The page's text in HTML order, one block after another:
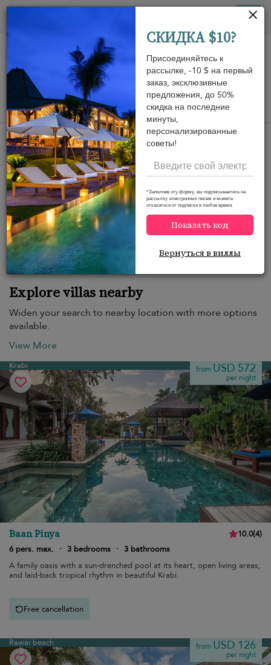
View on map
Would you like more options?
We’ve found some great alternatives below that
might interest you.
Explore villas nearby
Widen your search to nearby location with more options
available.
View More
Krabi from USD 572
per night
Baan Pinya 10.0(4)
6 pers. max.
· 3 bedrooms · 3 bathrooms
A family oasis with a sun-drenched pool at its heart, open living areas,
and laid-back tropical rhythm in beautiful Krabi.
Free cancellation
Rawai beach from USD 126
per night
СКИДКА $10?
Присоединяйтесь к
рассылке, -10 $ на первый
заказ, эксклюзивные
предложения, до 50%
скидка на последние
минуты,
персонализированные
советы!
*Заполнив эту форму, вы подписываетесь на
рассылку электронных писем и можете
отказаться от подписки в любое время.
Показать код
Вернуться в виллы
Панель управления cookies